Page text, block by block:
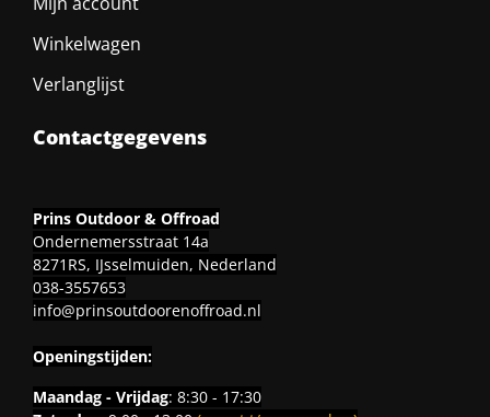
Winkelwagen
Verlanglijst
Contactgegevens
Prins Outdoor & Offroad
Ondernemersstraat 14a
8271RS, IJsselmuiden, Nederland
038-3557653
info@prinsoutdoorenoffroad.nl
Openingstijden:
Maandag - Vrijdag: 8:30 - 17:30